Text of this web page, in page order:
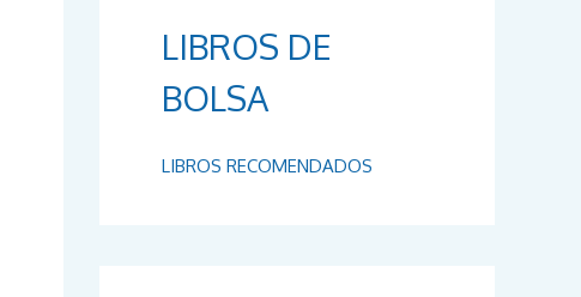
LIBROS DE
BOLSA
LIBROS RECOMENDADOS